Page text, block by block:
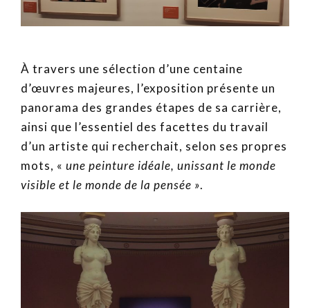
À travers une sélection d’une centaine
d’œuvres majeures, l’exposition présente un
panorama des grandes étapes de sa carrière,
ainsi que l’essentiel des facettes du travail
d’un artiste qui recherchait, selon ses propres
mots, « une peinture idéale, unissant le monde
visible et le monde de la pensée ».